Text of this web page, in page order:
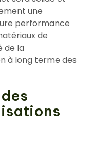
une
performance
de
de la
à long terme des